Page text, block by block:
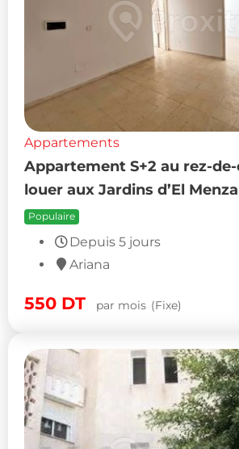
Appartements
Appartement S+2 au rez-
louer aux Jardins d’El
Populaire
Depuis 5 jours
Ariana
550 DT par mois (Fixe)